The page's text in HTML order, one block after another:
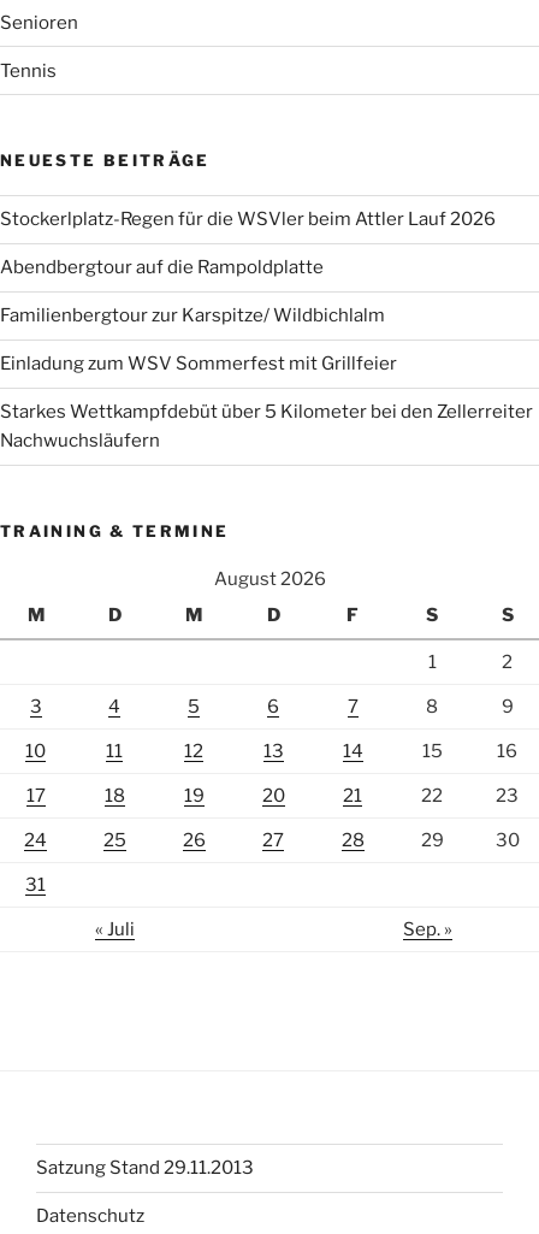
Senioren
Tennis
NEUESTE BEITRÄGE
Stockerlplatz-Regen für die WSVler beim Attler Lauf 2026
Abendbergtour auf die Rampoldplatte
Familienbergtour zur Karspitze/ Wildbichlalm
Einladung zum WSV Sommerfest mit Grillfeier
Starkes Wettkampfdebüt über 5 Kilometer bei den Zellerreiter
Nachwuchsläufern
TRAINING & TERMINE
August 2026
M
D M D F S S
1 2
3 4 5 6 7 8 9
10 11 12 13 14 15 16
17 18 19 20 21 22 23
24 25 26 27 28 29 30
31
« Juli Sep. »
Satzung Stand 29.11.2013
Datenschutz